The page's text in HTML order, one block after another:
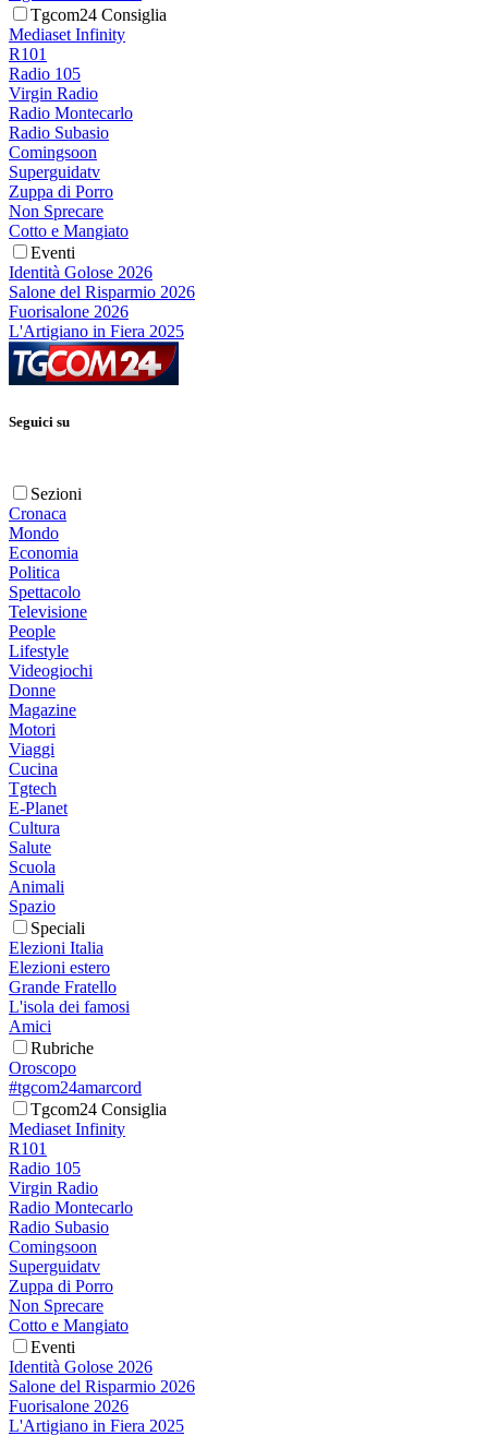
Tgcom24 Consiglia
Mediaset Infinity
R101
Radio 105
Virgin Radio
Radio Montecarlo
Radio Subasio
Comingsoon
Superguidatv
Zuppa di Porro
Non Sprecare
Cotto e Mangiato
Eventi
Identità Golose 2026
Salone del Risparmio 2026
Fuorisalone 2026
L'Artigiano in Fiera 2025
Seguici su
Sezioni
Cronaca
Mondo
Economia
Politica
Spettacolo
Televisione
People
Lifestyle
Videogiochi
Donne
Magazine
Motori
Viaggi
Cucina
Tgtech
E-Planet
Cultura
Salute
Scuola
Animali
Spazio
Speciali
Elezioni Italia
Elezioni estero
Grande Fratello
L'isola dei famosi
Amici
Rubriche
Oroscopo
#tgcom24amarcord
Tgcom24 Consiglia
Mediaset Infinity
R101
Radio 105
Virgin Radio
Radio Montecarlo
Radio Subasio
Comingsoon
Superguidatv
Zuppa di Porro
Non Sprecare
Cotto e Mangiato
Eventi
Identità Golose 2026
Salone del Risparmio 2026
Fuorisalone 2026
L'Artigiano in Fiera 2025